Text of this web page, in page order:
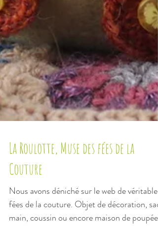
La Roulotte, Muse des fées de la
Couture
Nous avons déniché sur le web de véritables
fées de la couture. Objet de décoration, sac